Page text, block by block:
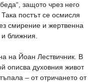
защото чрез него
постът се осмисля
смирение и жертвенна
ближния.
на Йоан Лествичник. В
описва духовния живот
– от отричането от